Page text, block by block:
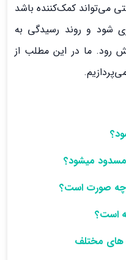
می‌تواند کمک‌کننده باشد
شود و روند رسیدگی به
رود. ما در این مطلب از
میشود؟
صورت است؟
است؟
های مختلف